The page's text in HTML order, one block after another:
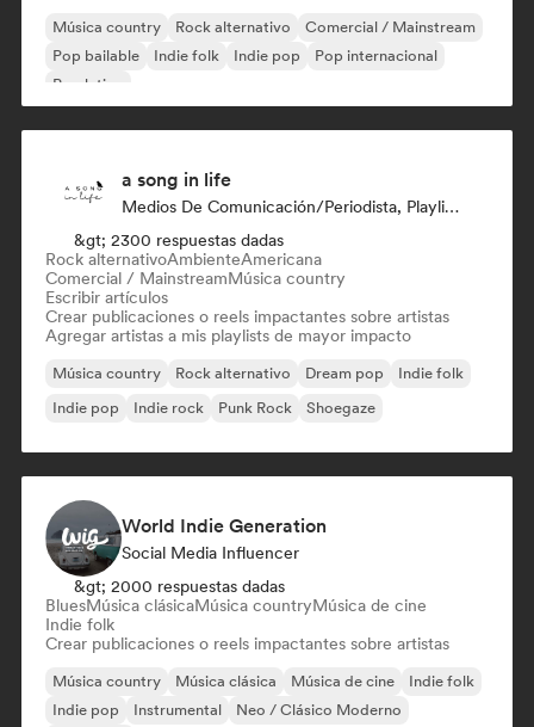
Música country Rock alternativo
Comercial / Mainstream
Pop bailable
Indie folk Indie pop
Pop internacional
Pop latino
a song in life
Medios De Comunicación/Periodista, Playlist Curator, Social Media Influencer
&gt; 2300 respuestas dadas
Rock alternativoAmbienteAmericana
Comercial / MainstreamMúsica country
Escribir artículos
Crear publicaciones o reels impactantes sobre artistas
Agregar artistas a mis playlists de mayor impacto
Música country Rock alternativo Dream pop
Indie folk
Indie pop
Indie rock Punk Rock Shoegaze
World Indie Generation
Social Media Influencer
&gt; 2000 respuestas dadas
BluesMúsica clásicaMúsica countryMúsica de cine
Indie folk
Crear publicaciones o reels impactantes sobre artistas
Música country Música clásica Música de cine
Indie folk
Indie pop
Instrumental Neo / Clásico Moderno